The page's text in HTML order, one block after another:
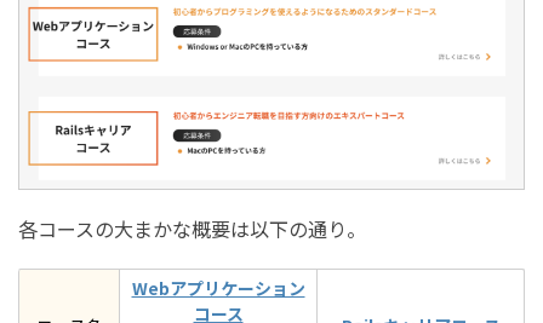
各コースの大まかな概要は以下の通り。
Webアプリケーション
コース